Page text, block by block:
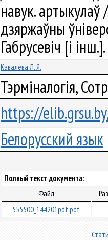
навук. артыкулаў
дзяржаўны
Габрусевіч [і
Кавалёва Л. Я.
Тэрміналогія,
https://
Белорусский язык
Полный текст документа:
Файл
555500_144201pdf.pdf